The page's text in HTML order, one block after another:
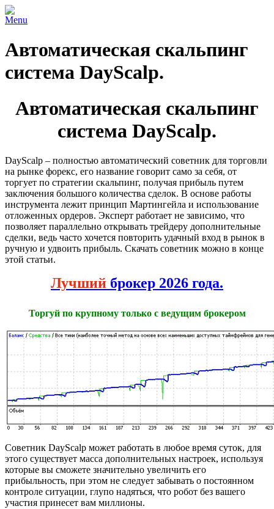
Menu
Автоматическая скальпинг
система DayScalp.
Автоматическая скальпинг
система DayScalp.
DayScalp – полностью автоматический советник для торговли
на рынке форекс, его название говорит само за себя, от
торгует по стратегии скальпинг, получая прибыль путем
заключения большого количества сделок. В основе работы
инструмента лежит принцип Мартингейла и использование
отложенных ордеров. Эксперт работает не зависимо, что
позволяет параллельно открывать трейдеру дополнительные
сделки, ведь часто хочется повторить удачный вход в рынок в
ручную и удвоить прибыль. Скачать советник можно в конце
этой статьи.
Лучший брокер 2026 года.
Торгуй по крупному только с ведущим брокером
Советник DayScalp может работать в любое время суток, для
этого существует масса дополнительных настроек, используя
которые вы сможете значительно увеличить его
прибыльность, при этом не следует забывать о постоянном
контроле ситуации, глупо надяться, что робот без вашего
участия принесет вам миллионы.